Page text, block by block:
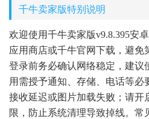
千牛卖家版特别说明
欢迎使用千牛卖家版v9.8.395安
应用商店或千牛官网下载，避免
登录前务必确认网络稳定，建议
用需授予通知、存储、电话等必
接收延迟或图片加载失败；请开
限，防止系统清理导致掉线。常